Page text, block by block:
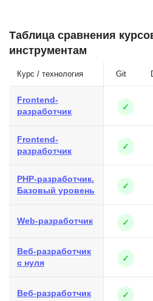
Таблица сравнения
инструментам
Курс / технология Git
Frontend-
разработчик
✓
Frontend-
разработчик
✓
PHP-разработчик.
Базовый уровень
✓
Web-разработчик ✓
Веб-разработчик
с нуля
✓
Веб-разработчик ✓